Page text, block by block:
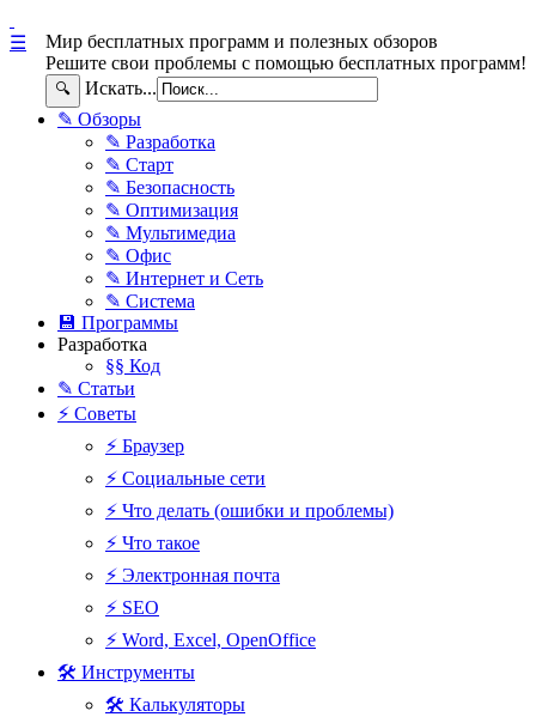
Мир бесплатных программ и полезных обзоров
Решите свои проблемы с помощью бесплатных программ!
🔍 Искать...
☰
✎ Обзоры
✎ Разработка
✎ Старт
✎ Безопасность
✎ Оптимизация
✎ Мультимедиа
✎ Офис
✎ Интернет и Сеть
✎ Система
💾 Программы
Разработка
§§ Код
✎ Статьи
⚡ Советы
⚡ Браузер
⚡ Социальные сети
⚡ Что делать (ошибки и проблемы)
⚡ Что такое
⚡ Электронная почта
⚡ SEO
⚡ Word, Excel, OpenOffice
🛠 Инструменты
🛠 Калькуляторы